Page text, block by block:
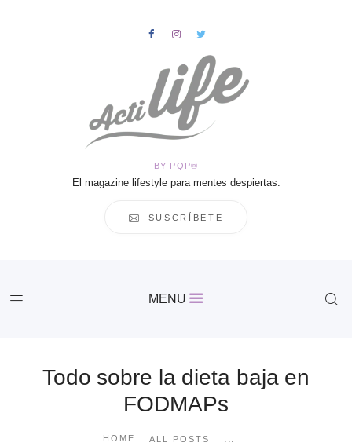
BY PQP®
El magazine lifestyle para mentes despiertas.
SUSCRÍBETE
MENU
Todo sobre la dieta baja en
FODMAPs
HOME ALL POSTS ...
HOME
Salud